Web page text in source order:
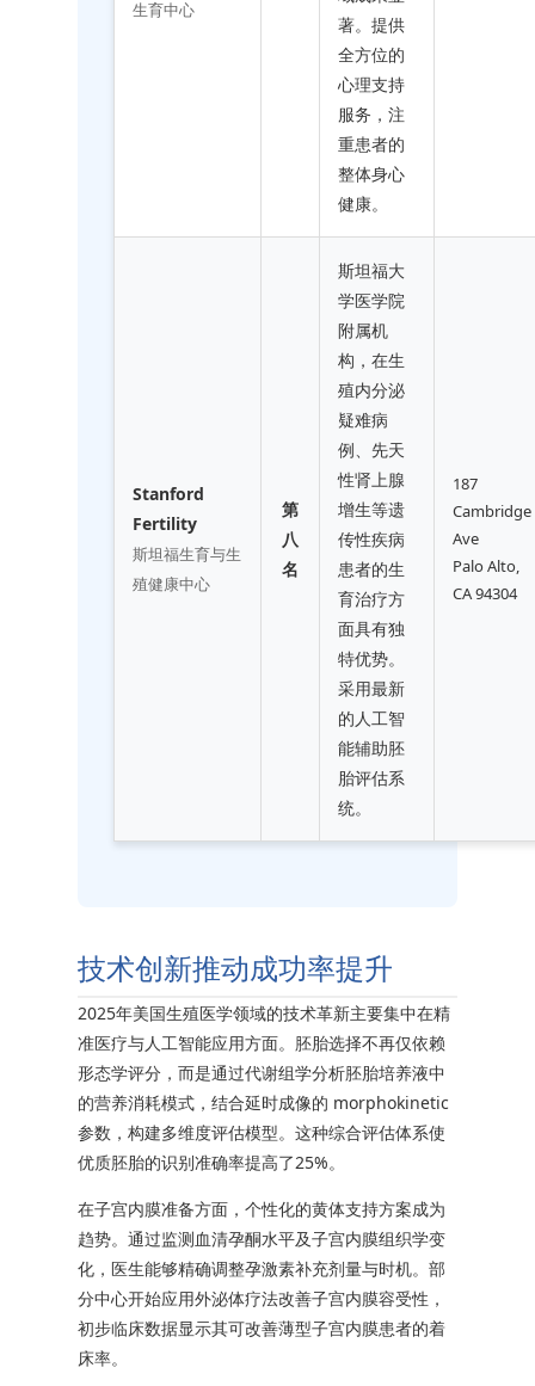
生育中心
著。提供
全方位的
心理支持
服务，注
重患者的
整体身心
健康。
Stanford
Fertility
斯坦福生育与生
殖健康中心
第
八
名
斯坦福大
学医学院
附属机
构，在生
殖内分泌
疑难病
例、先天
性肾上腺
增生等遗
传性疾病
患者的生
育治疗方
面具有独
特优势。
采用最新
的人工智
能辅助胚
胎评估系
统。
187
Cambridge
Ave
Palo Alto,
CA 94304
技术创新推动成功率提升
2025年美国生殖医学领域的技术革新主要集中在精
准医疗与人工智能应用方面。胚胎选择不再仅依赖
形态学评分，而是通过代谢组学分析胚胎培养液中
的营养消耗模式，结合延时成像的 morphokinetic
参数，构建多维度评估模型。这种综合评估体系使
优质胚胎的识别准确率提高了25%。
在子宫内膜准备方面，个性化的黄体支持方案成为
趋势。通过监测血清孕酮水平及子宫内膜组织学变
化，医生能够精确调整孕激素补充剂量与时机。部
分中心开始应用外泌体疗法改善子宫内膜容受性，
初步临床数据显示其可改善薄型子宫内膜患者的着
床率。